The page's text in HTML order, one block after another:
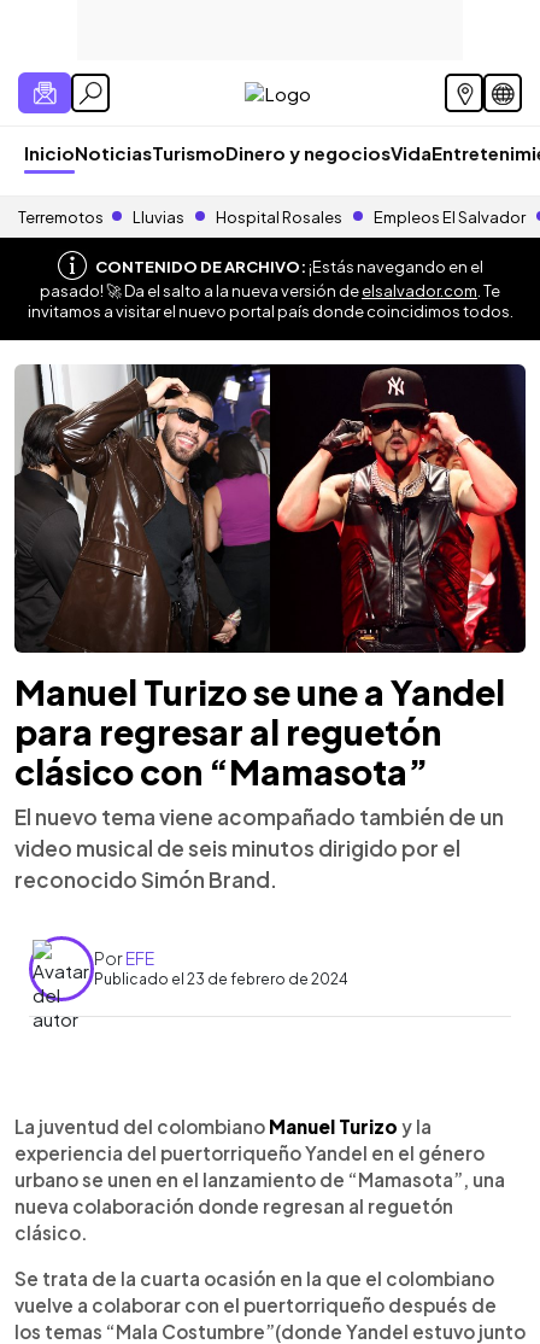
InicioNoticiasTurismoDinero y negociosVida
Terremotos Lluvias Hospital Rosales Empleos El Salvador
CONTENIDO DE ARCHIVO:¡Estás navegando en el
pasado! 🚀 Da el salto a la nueva versión deelsalvador.com . Te
invitamos a visitar el nuevo portal país donde coincidimos todos.
Manuel Turizo se une a Yandel
para regresar al reguetón
clásico con “Mamasota”
El nuevo tema viene acompañado también de un
video musical de seis minutos dirigido por el
reconocido Simón Brand.
PorEFE
Publicado el 23 de febrero de 2024
Escuchar artículo
La juventud del colombiano Manuel Turizo y la
experiencia del puertorriqueño Yandel en el género
urbano se unen en el lanzamiento de “Mamasota”, una
nueva colaboración donde regresan al reguetón
clásico.
Se trata de la cuarta ocasión en la que el colombiano
vuelve a colaborar con el puertorriqueño después de
los temas “Mala Costumbre”(donde Yandel estuvo junto